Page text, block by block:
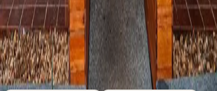
Eventos
Cursos e Workshops
Loja
Empresas
Blog
Contato
Cafeterias
Sobre
Termos de usoPolítica de Privacidade